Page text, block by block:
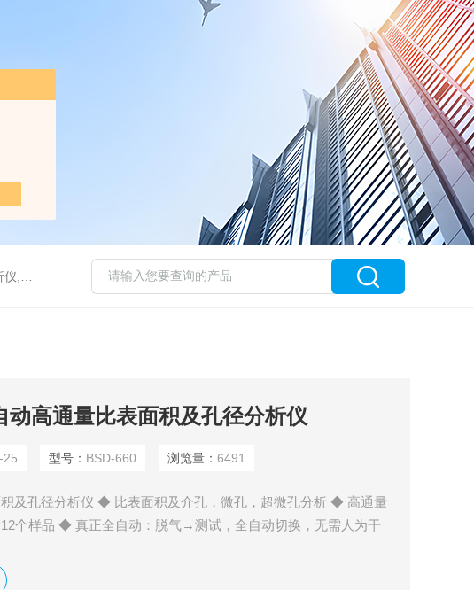
仪
动高通量比表面积及孔径分析仪
25 型号： BSD-660 浏览量：6491
及孔径分析仪 ◆ 比表面积及介孔，微孔，超微孔分析 ◆ 高通量
个样品 ◆ 真正全自动：脱气→测试，全自动切换，无需人为干